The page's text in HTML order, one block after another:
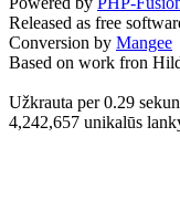
Released as free
Conversion by Mangee
Based on work fron
Užkrauta per 0.29
4,242,657 unikalūs